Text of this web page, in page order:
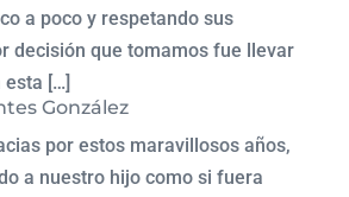
a poco y respetando sus
decisión que tomamos fue llevar
esta […]
González
por estos maravillosos años,
a nuestro hijo como si fuera